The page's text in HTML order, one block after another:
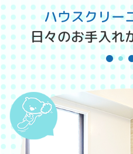
ハウスクリー
日々のお手入れ